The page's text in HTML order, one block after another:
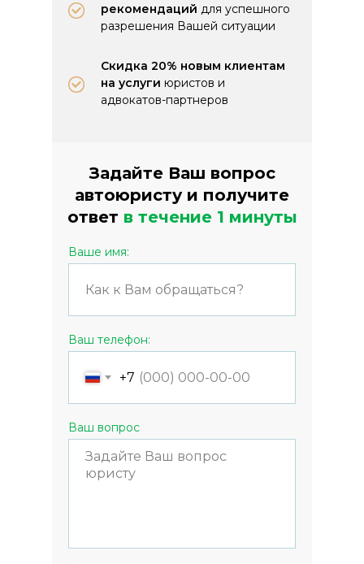
Задайте Ваш вопрос
автоюристу и получите
ответ в течение 1 минуты
рекомендаций для успешного
разрешения Вашей ситуации
Ваше имя:
Ваш телефон:
+7
Ваш вопрос
Скидка 20% новым клиентам
на услуги юристов и
адвокатов-партнеров